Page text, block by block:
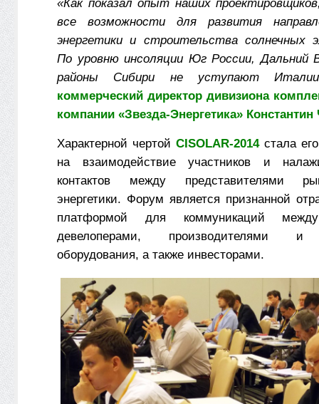
«Как показал опыт наших
все возможности для развития
энергетики и строительства солнечных
По уровню инсоляции Юг России, Дальний
районы Сибири не уступают
коммерческий директор дивизиона
компании «Звезда-Энергетика»
Характерной чертой CISOLAR-2014стала
на взаимодействие участников и
контактов между представителями
энергетики. Форум является признанной
платформой для коммуникаций
девелоперами, производителями и
оборудования, а также инвесторами.